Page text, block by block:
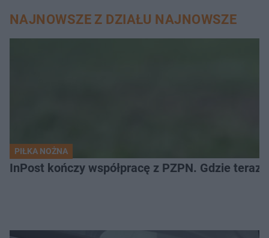
NAJNOWSZE Z DZIAŁU NAJNOWSZE
PIŁKA NOŻNA
InPost kończy współpracę z PZPN. Gdzie teraz